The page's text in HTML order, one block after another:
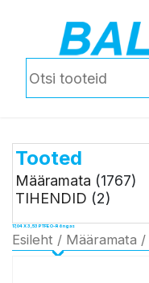
Tooted
Määramata (1767)
TIHENDID (2)
17,04 X 3,53 PTFE O-Rõngas
Esileht / Määramata /